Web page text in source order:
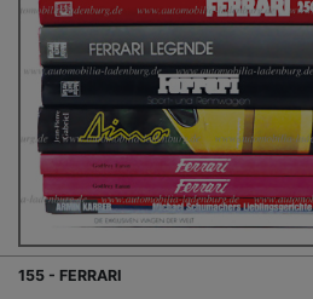
155 - FERRARI